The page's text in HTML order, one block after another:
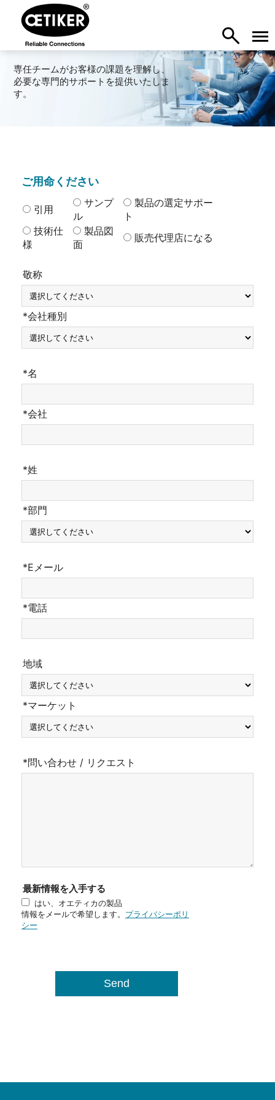
専任チームがお客様の課題を理解し、
必要な専門的サポートを提供いたしま
す。
ご用命ください
引用
サンプ
ル
製品の選定サポー
ト
技術仕
様
製品図
面
販売代理店になる
敬称
*会社種別
*名
*会社
*姓
*部門
*Eメール
*電話
地域
*マーケット
*問い合わせ / リクエスト
最新情報を入手する
はい、オエティカの製品
情報をメールで希望します。 プライバシーポリ
シー